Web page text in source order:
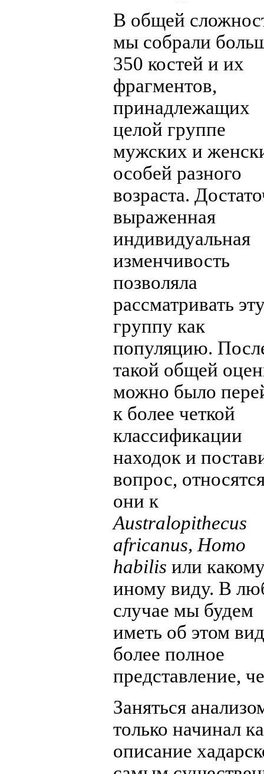
В общей
мы собрали
350 костей и их
фрагментов,
принадлежащих
целой группе
мужских и
особей разного
возраста.
выраженная
индивидуальная
изменчивость
позволяла
рассматривать
группу как
популяцию.
такой общей
можно было
к более четкой
классификации
находок и
вопрос,
они к
Australopithecus
africanus, Homo
habilis или
иному виду. В
случае мы будем
иметь об этом
более полное
представление,
Заняться
только начинал
описание